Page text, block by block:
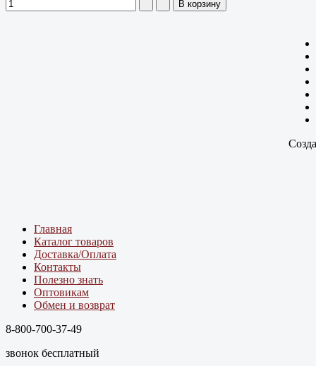
Главная
Каталог товаров
Доставка/Оплата
Контакты
Полезно знать
Оптовикам
Обмен и возврат
8-800-700-37-49
звонок бесплатный